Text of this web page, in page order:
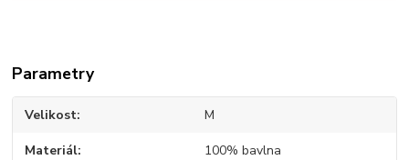
Parametry
Velikost M
Materiál 100% bavlna